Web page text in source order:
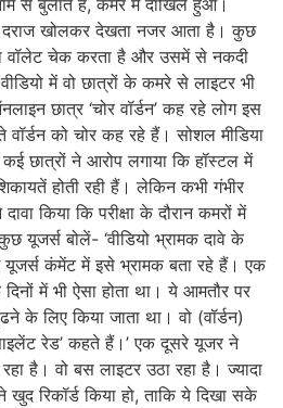
से बुलाते हैं, कमरे में दाखिल हुआ।
दराज खोलकर देखता नजर आता है। कुछ
वॉलेट चेक करता है और उसमें से नकदी
में वो छात्रों के कमरे से लाइटर भी
छात्र ‘चोर वॉर्डन’ कह रहे लोग इस
को चोर कह रहे हैं। सोशल मीडिया
कई छात्रों ने आरोप लगाया कि हॉस्टल में
होती रही हैं। लेकिन कभी गंभीर
किया कि परीक्षा के दौरान कमरों में
यूजर्स बोलें- ‘वीडियो भ्रामक दावे के
यूजर्स कंमेंट में इसे भ्रामक बता रहे हैं। एक
में भी ऐसा होता था। ये आमतौर पर
के लिए किया जाता था। वो (वॉर्डन)
रेड’ कहते हैं।’ एक दूसरे यूजर ने
है। वो बस लाइटर उठा रहा है। ज्यादा
खुद रिकॉर्ड किया हो, ताकि ये दिखा सके